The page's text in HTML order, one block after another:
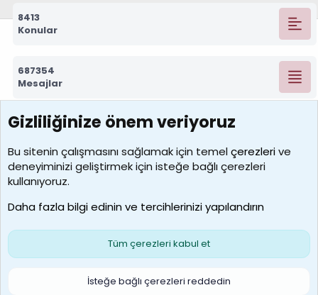
8413
Konular
687354
Mesajlar
7392
Kullanıcılar
MosesBrownHayranı
Son üye
Çerezler
S
Gizliliğinize önem veriyoruz
Bu sitenin çalışmasını sağlamak için temelçerezlerive
deneyiminizi geliştirmek için isteğe bağlı çerezleri
kullanıyoruz.
Daha fazla bilgi edinin ve tercihlerinizi yapılandırın
Tüm çerezleri kabul et
İsteğe bağlı çerezleri reddedin